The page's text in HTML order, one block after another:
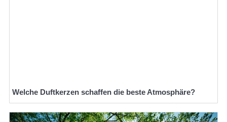
Welche Duftkerzen schaffen die beste Atmosphäre?